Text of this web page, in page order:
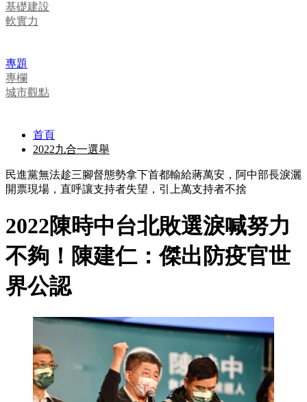
基礎建設
軟實力
專題
專欄
城市觀點
首頁
2022九合一選舉
民進黨無法趁三腳督態勢拿下首都輸給蔣萬安，阿中部長淚灑
開票現場，直呼讓支持者失望，引上萬支持者不捨
2022陳時中台北敗選淚喊努力
不夠！陳建仁：傑出防疫官世
界公認